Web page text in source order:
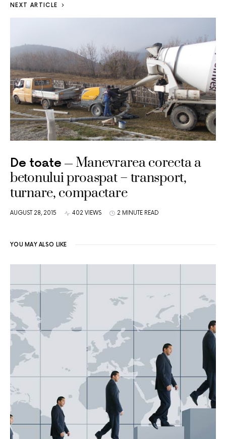
NEXT ARTICLE
De toate
Manevrarea corecta a
betonului proaspat – transport,
turnare, compactare
AUGUST 28, 2015 402 VIEWS 2 MINUTE READ
YOU MAY ALSO LIKE